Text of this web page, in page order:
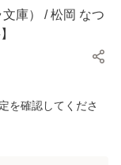
庫） / 松岡 なつ
を確認してくださ